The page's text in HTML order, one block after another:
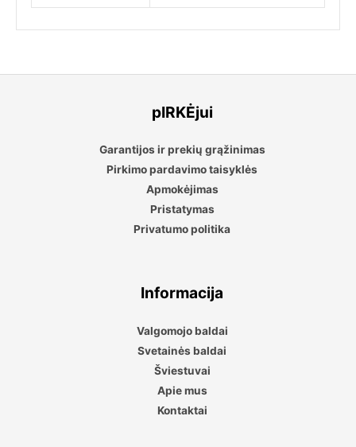
pIRKĖjui
Garantijos ir prekių grąžinimas
Pirkimo pardavimo taisyklės
Apmokėjimas
Pristatymas
Privatumo politika
Informacija
Valgomojo baldai
Svetainės baldai
Šviestuvai
Apie mus
Kontaktai